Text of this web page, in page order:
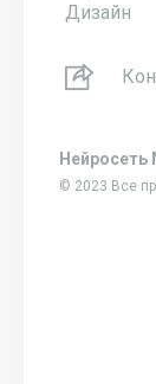
Дизайн
Нейросеть
© 2023 Все